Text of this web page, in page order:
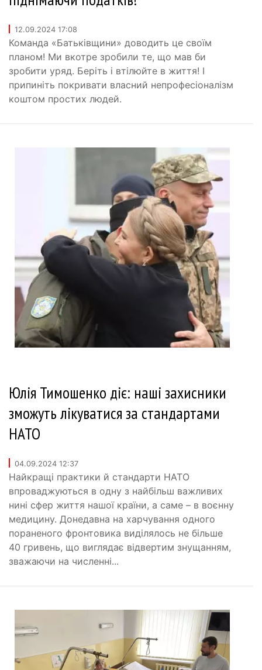
12.09.2024 17:08
Команда «Батьківщини» доводить це своїм
планом! Ми вкотре зробили те, що мав би
зробити уряд. Беріть і втілюйте в життя! І
припиніть покривати власний непрофесіоналізм
коштом простих людей.
Юлія Тимошенко діє: наші захисники
зможуть лікуватися за стандартами
НАТО
04.09.2024 12:37
Найкращі практики й стандарти НАТО
впроваджуються в одну з найбільш важливих
нині сфер життя нашої країни, а саме – в воєнну
медицину. Донедавна на харчування одного
пораненого фронтовика виділялось не більше
40 гривень, що виглядає відвертим знущанням,
зважаючи на численні...